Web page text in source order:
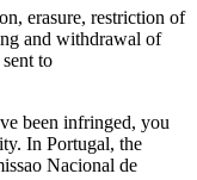
erasure, restriction of
and withdrawal of
to
been infringed, you
In Portugal, the
Nacional de